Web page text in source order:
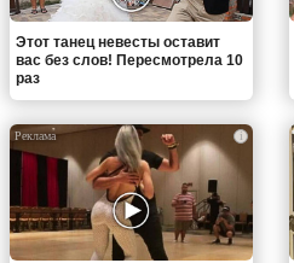
Этот танец невесты оставит
вас без слов! Пересмотрела 10
раз
i